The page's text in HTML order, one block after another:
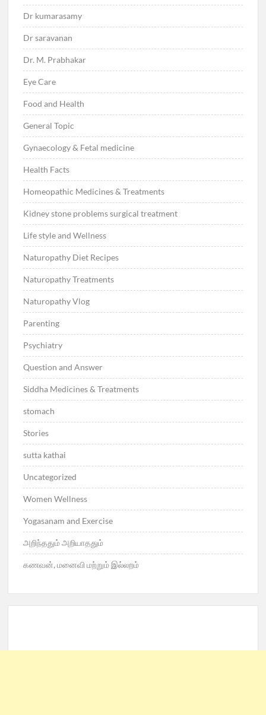
Dr kumarasamy
Dr saravanan
Dr. M. Prabhakar
Eye Care
Food and Health
General Topic
Gynaecology & Fetal medicine
Health Facts
Homeopathic Medicines & Treatments
Kidney stone problems surgical treatment
Life style and Wellness
Naturopathy Diet Recipes
Naturopathy Treatments
Naturopathy Vlog
Parenting
Psychiatry
Question and Answer
Siddha Medicines & Treatments
stomach
Stories
sutta kathai
Uncategorized
Women Wellness
Yogasanam and Exercise
அறிந்ததும் அறியாததும்
கணவன், மனைவி மற்றும் இல்லறம்